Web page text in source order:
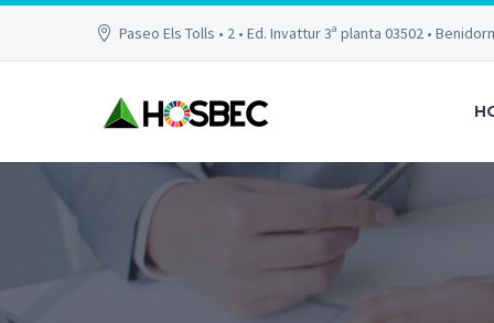
Paseo Els Tolls • 2 • Ed. Invattur 3ª planta 03502 •